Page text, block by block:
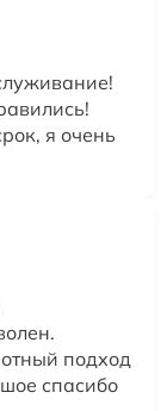
я очень
подход
спасибо